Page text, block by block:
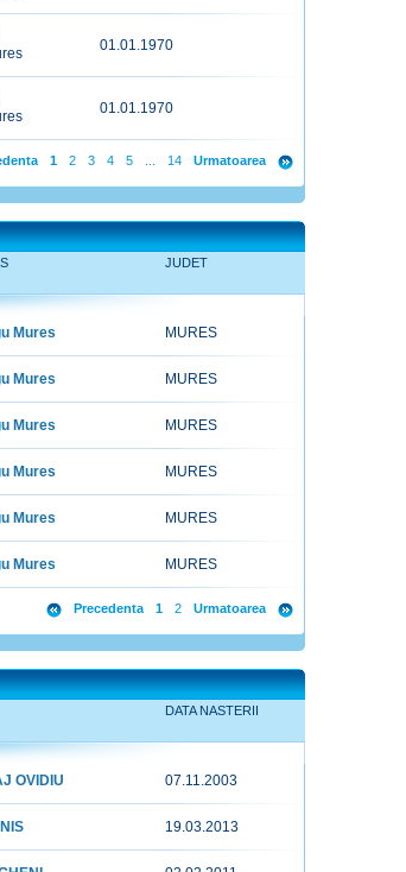
01.01.1970
01.01.1970
1 2 3 4 5 14 Urmatoarea
JUDET
Mures MURES
Mures MURES
Mures MURES
Mures MURES
Mures MURES
Mures MURES
Precedenta 1 2 Urmatoarea
DATA NASTERII
OVIDIU 07.11.2003
19.03.2013